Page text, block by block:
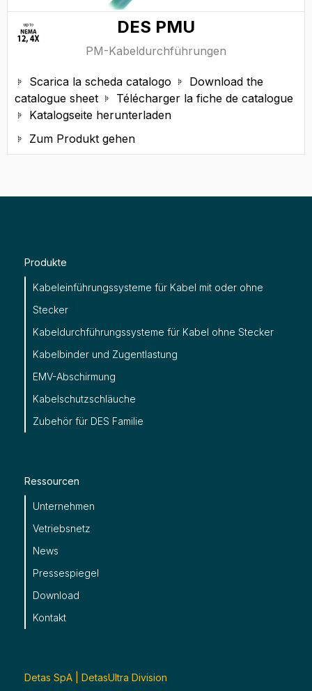
DES PMU
PM-Kabeldurchführungen
 Scarica la scheda catalogo 
Download the
catalogue sheet
 Télécharger la fiche de catalogue
 Katalogseite herunterladen
 Zum Produkt gehen
Produkte
Kabeleinführungssysteme für Kabel mit oder ohne
Stecker
Kabeldurchführungssysteme für Kabel ohne Stecker
Kabelbinder und Zugentlastung
EMV-Abschirmung
Kabelschutzschläuche
Zubehör für DES Familie
Ressourcen
Unternehmen
Vetriebsnetz
News
Pressespiegel
Download
Kontakt
Detas SpA | DetasUltra Division